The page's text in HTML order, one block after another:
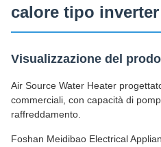
calore tipo inverter
Visualizzazione del
Air Source Water Heater
commerciali, con capacità di
raffreddamento.
Foshan Meidibao Electrical